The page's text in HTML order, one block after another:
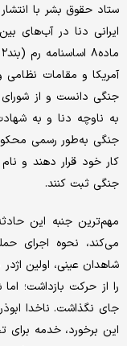
ستاد حقوق بشر با
ایرانی دنا در آب‌های
آمریکا و مقامات
جنگی دانست و از
جنگی به‌طور رسمی
کار خود قرار دهند و
جنگی ثبت کنند.
مهم‌ترین جنبه این
می‌کند، نحوه اجرای
را از حرکت بازداشت؛
جای نگذاشت. ناخدا
این برخورد، خدمه